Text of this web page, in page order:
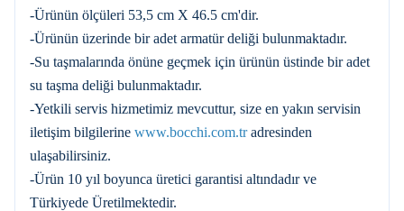
-Ürünün ölçüleri 53,5 cm X 46.5 cm'dir.
-Ürünün üzerinde bir adet armatür deliği bulunmaktadır.
-Su taşmalarında önüne geçmek için ürünün üstinde bir adet
su taşma deliği bulunmaktadır.
-Yetkili servis hizmetimiz mevcuttur, size en yakın servisin
iletişim bilgilerine www.bocchi.com.tradresinden
ulaşabilirsiniz.
-Ürün 10 yıl boyunca üretici garantisi altındadır ve
Türkiyede Üretilmektedir.